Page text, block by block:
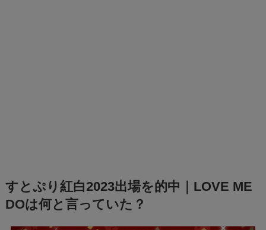
すとぷり紅白2023出場を的中｜LOVE ME
DOは何と言っていた？